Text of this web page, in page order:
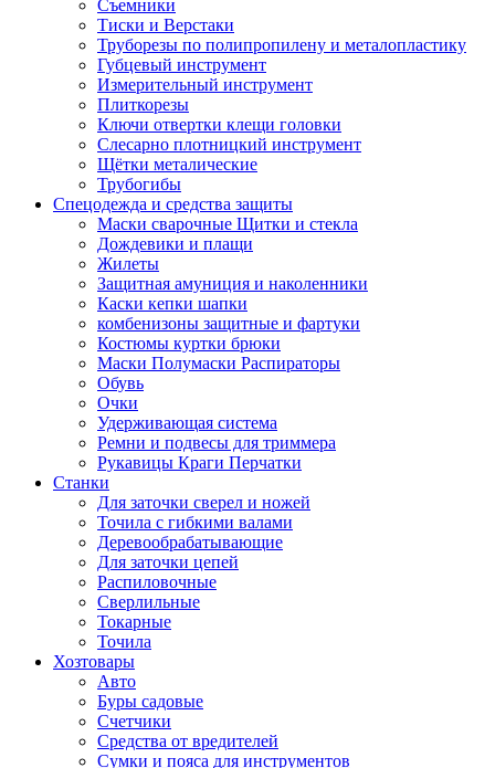
Съемники
Тиски и Верстаки
Труборезы по полипропилену и металопластику
Губцевый инструмент
Измерительный инструмент
Плиткорезы
Ключи отвертки клещи головки
Слесарно плотницкий инструмент
Щётки металические
Трубогибы
Спецодежда и средства защиты
Маски сварочные Щитки и стекла
Дождевики и плащи
Жилеты
Защитная амуниция и наколенники
Каски кепки шапки
комбенизоны защитные и фартуки
Костюмы куртки брюки
Маски Полумаски Распираторы
Обувь
Очки
Удерживающая система
Ремни и подвесы для триммера
Рукавицы Краги Перчатки
Станки
Для заточки сверел и ножей
Точила с гибкими валами
Деревообрабатывающие
Для заточки цепей
Распиловочные
Сверлильные
Токарные
Точила
Хозтовары
Авто
Буры садовые
Счетчики
Средства от вредителей
Сумки и пояса для инструментов